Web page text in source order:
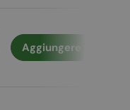
Aggiungere